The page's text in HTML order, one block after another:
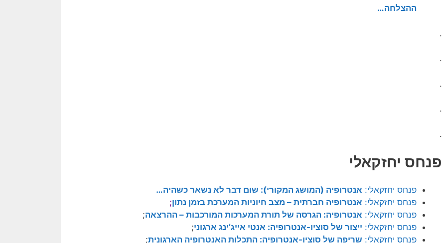
ההצלחה…
.
.
.
.
.
פנחס יחזקאלי
פנחס יחזקאלי: אנטרופיה (המושג המקורי): שום דבר לא נשאר כשהיה…
פנחס יחזקאלי: אנטרופיה חברתית – מצב חיוניות המערכת בזמן נתון;
פנחס יחזקאלי: אנטרופיה: הגרסה של תורת המערכות המורכבות – ההרצאה;
פנחס יחזקאלי: ייצור של סוציו-אנטרופיה: אנטי אייג’ינג ארגוני;
פנחס יחזקאלי: שריפה של סוציו-אנטרופיה: התכלות האנטרופיה הארגונית;